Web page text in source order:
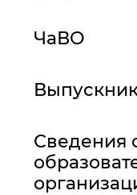
ЧаВО
Сведения